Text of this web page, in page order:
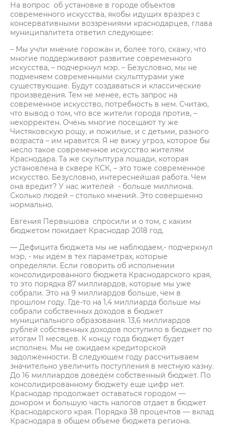
На вопрос об установке в городе объектов
современного искусства, якобы идущих вразрез с
консервативными воззрениями краснодарцев, глава
муниципалитета ответил следующее:
– Мы учли мнение горожан и, более того, скажу, что
многие поддерживают развитие современного
искусства, – подчеркнул мэр. – Безусловно, мы не
подменяем современными скульптурами уже
существующие. Будут создаваться и классические
произведения. Тем не менее, есть запрос на
современное искусство, потребность в нем. Считаю,
что вывод о том, что все жители города против, –
некорректен. Очень многие посещают ту же
Чистяковскую рощу, и пожилые, и с детьми, разного
возраста – им нравится. Я не вижу угроз, которое бы
несло такое современное искусство жителям
Краснодара. Та же скульптура лошади, которая
установлена в сквере КСК, – это тоже современное
искусство. Безусловно, интереснейшая работа. Чем
она вредит? У нас жителей - больше миллиона.
Сколько людей – столько мнений. Это совершенно
нормально.
Евгения Первышова спросили и о том, с каким
бюджетом покидает Краснодар 2018 год.
— Дефицита бюджета мы не наблюдаем,- подчеркнул
мэр, - мы идём в тех параметрах, которые
определяли. Если говорить об исполнении
консолидированного бюджета Краснодарского края,
то это порядка 87 миллиардов, которые мы уже
собрали. Это на 9 миллиардов больше, чем в
прошлом году. Где-то на 1,4 миллиарда больше мы
собрали собственных доходов в бюджет
муниципального образования. 13,6 миллиардов
рублей собственных доходов поступило в бюджет по
итогам 11 месяцев. К концу года бюджет будет
исполнен. Мы не ожидаем кредиторской
задолженности. В следующем году рассчитываем
значительно увеличить поступления в местную казну.
До 16 миллиардов доведём собственный бюджет. По
консолидированному бюджету еще цифр нет.
Краснодар продолжает оставаться городом —
донором и большую часть налогов отдает в бюджет
Краснодарского края. Порядка 38 процентов — вклад
Краснодара в общем объеме бюджета региона.